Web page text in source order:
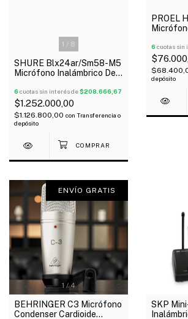
1 / 8
SHURE Blx24ar/Sm58-M5
Micrófono Inalámbrico De
6 cuotas sin interés de$208.666,67
$1.252.000,00
$1.126.800,00 con Transferencia o
depósito
PROEL
Oferta!
6 cuotas sin
depósito
1 /4
ENVÍO GRATIS
BEHRINGER C3 Micrófono
Condenser Cardioide
SKP